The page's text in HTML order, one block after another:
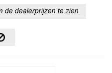
de dealerprijzen te zien